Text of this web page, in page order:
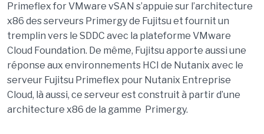
Primeflex for VMware vSAN s’appuie sur l’architecture
x86 des serveurs Primergy de Fujitsu et fournit un
tremplin vers le SDDC avec la plateforme VMware
Cloud Foundation. De même, Fujitsu apporte aussi une
réponse aux environnements HCI de Nutanix avec le
serveur Fujitsu Primeflex pour Nutanix Entreprise
Cloud, là aussi, ce serveur est construit à partir d’une
architecture x86 de la gamme Primergy.